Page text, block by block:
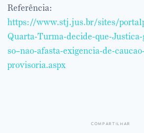
Referência:
https://www.stj.jus.br/sites/
Quarta-Turma-decide-que-
so–nao-afasta-exigencia-de-
provisoria.aspx
compartilhar